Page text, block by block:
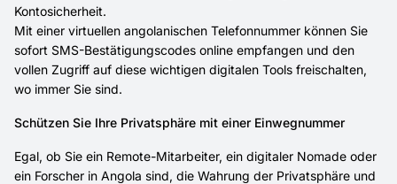
Kontosicherheit.
Mit einer virtuellen angolanischen Telefonnummer können Sie
sofort SMS-Bestätigungscodes online empfangen und den
vollen Zugriff auf diese wichtigen digitalen Tools freischalten,
wo immer Sie sind.
Schützen Sie Ihre Privatsphäre mit einer Einwegnummer
Egal, ob Sie ein Remote-Mitarbeiter, ein digitaler Nomade oder
ein Forscher in Angola sind, die Wahrung der Privatsphäre und